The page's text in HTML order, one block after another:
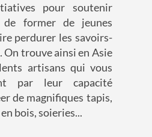
pour soutenir
de former de jeunes
perdurer les savoirs-
trouve ainsi en Asie
artisans qui vous
par leur capacité
de magnifiques tapis,
bois, soieries...